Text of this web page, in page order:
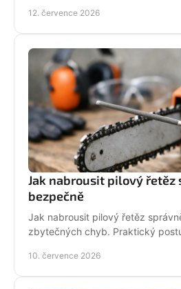
12. července 2026
Jak nabrousit pilový řetěz
bezpečně
Jak nabrousit pilový řetěz
zbytečných chyb. Praktický
10. července 2026